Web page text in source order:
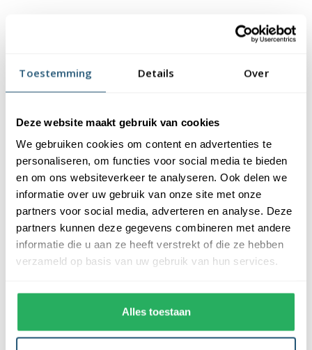
Toestemming Details Over
Deze website maakt gebruik van cookies
We gebruiken cookies om content en advertenties te
personaliseren, om functies voor social media te bieden
en om ons websiteverkeer te analyseren. Ook delen we
informatie over uw gebruik van onze site met onze
partners voor social media, adverteren en analyse. Deze
partners kunnen deze gegevens combineren met andere
informatie die u aan ze heeft verstrekt of die ze hebben
verzameld op basis van uw gebruik van hun services.
Alles toestaan
Wat is de levertijd van bedrukte
mastvlaggen?
Kan ik een bedrukte vlag met spoed
bestellen?
Wat is de levensduur van een bedrukte
vlag?
Wat is het verschil tussen links- en